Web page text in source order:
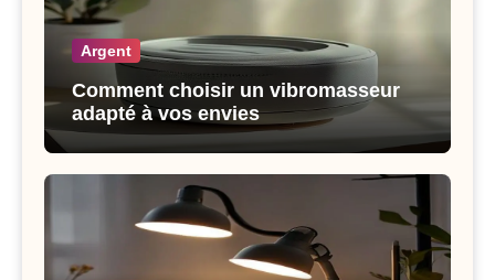
Argent
Comment choisir un vibromasseur
adapté à vos envies